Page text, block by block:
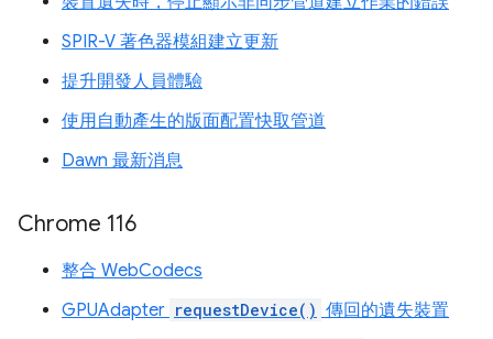
SPIR-V 著色器模組建立更新
提升開發人員體驗
使用自動產生的版面配置快取管道
Dawn 最新消息
Chrome 116
整合 WebCodecs
GPUAdapter requestDevice() 傳回的遺失裝置